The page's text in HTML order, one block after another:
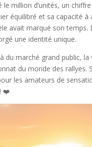
le million d’unités, un
équilibré et sa capacité à
avait marqué son
une identité unique.
du marché grand public,
du monde des
les amateurs de
❤️